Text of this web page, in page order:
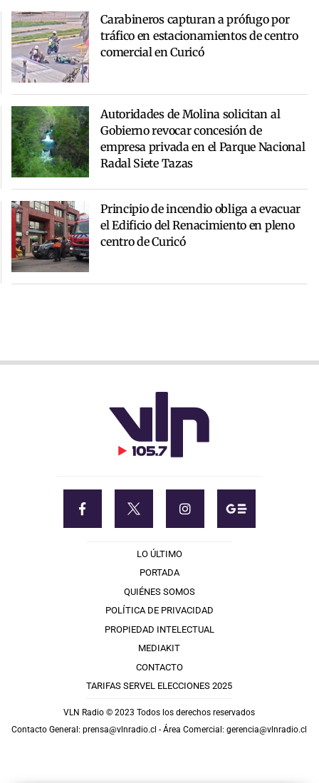
Carabineros capturan a prófugo por
tráfico en estacionamientos de centro
comercial en Curicó
Autoridades de Molina solicitan al
Gobierno revocar concesión de
empresa privada en el Parque Nacional
Radal Siete Tazas
Principio de incendio obliga a evacuar
el Edificio del Renacimiento en pleno
centro de Curicó
LO ÚLTIMO
PORTADA
QUIÉNES SOMOS
POLÍTICA DE PRIVACIDAD
PROPIEDAD INTELECTUAL
MEDIAKIT
CONTACTO
TARIFAS SERVEL ELECCIONES 2025
VLN Radio © 2023 Todos los derechos reservados
Contacto General:prensa@vlnradio.cl - Área Comercial:gerencia@vlnradio.cl